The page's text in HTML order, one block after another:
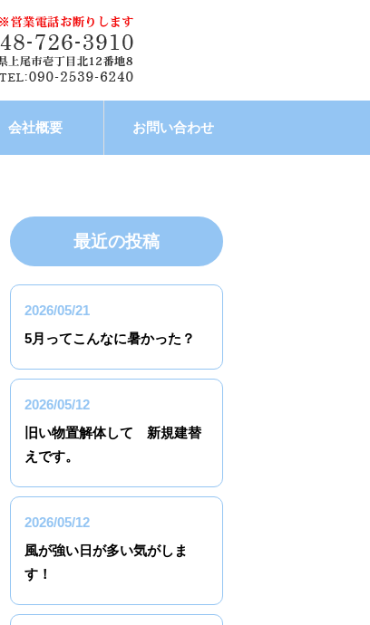
会社概要 お問い合わせ
最近の投稿
2026/05/21
5月ってこんなに暑かった？
2026/05/12
旧い物置解体して 新規建替
えです。
2026/05/12
風が強い日が多い気がしま
す！